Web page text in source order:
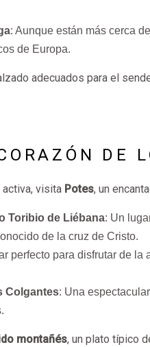
: Aunque están más cerca
de Europa.
adecuados para el
DE
activa, visita Potes, un
Toribio de Liébana: Un
de la cruz de Cristo.
perfecto para disfrutar de
Colgantes: Una
montañés, un plato típico